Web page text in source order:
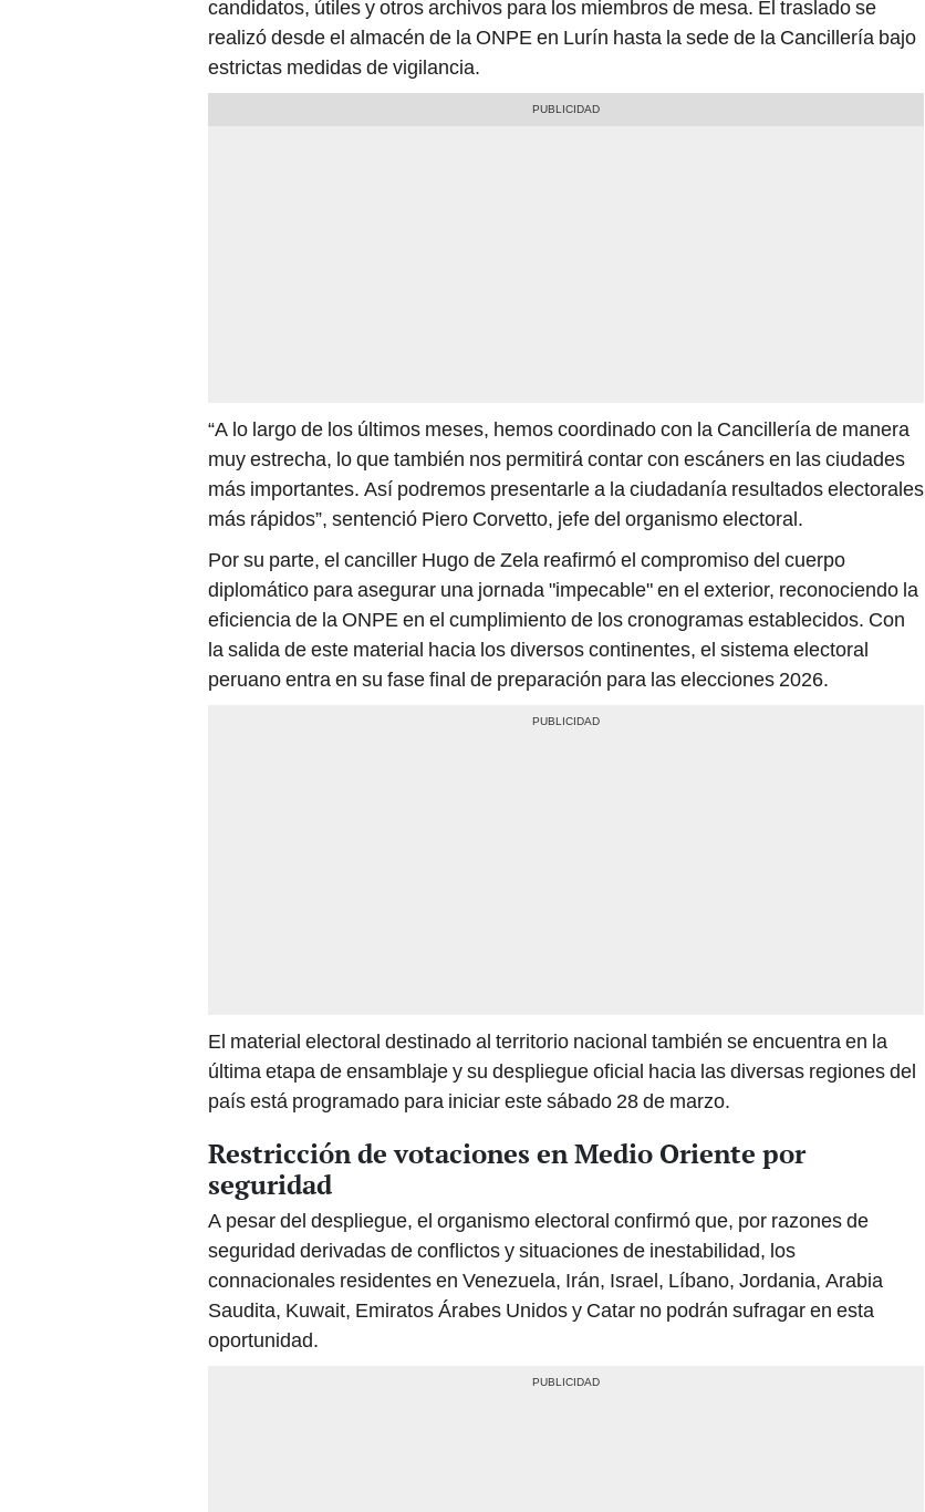
candidatos, útiles y otros archivos para los miembros de mesa. El traslado se
realizó desde el almacén de la ONPE en Lurín hasta la sede de la Cancillería bajo
estrictas medidas de vigilancia.
“A lo largo de los últimos meses, hemos coordinado con la Cancillería de manera
muy estrecha, lo que también nos permitirá contar con escáners en las ciudades
más importantes. Así podremos presentarle a la ciudadanía resultados electorales
más rápidos”, sentenció Piero Corvetto, jefe del organismo electoral.
Por su parte, el canciller Hugo de Zela reafirmó el compromiso del cuerpo
diplomático para asegurar una jornada "impecable" en el exterior, reconociendo la
eficiencia de la ONPE en el cumplimiento de los cronogramas establecidos. Con
la salida de este material hacia los diversos continentes, el sistema electoral
peruano entra en su fase final de preparación para las elecciones 2026.
El material electoral destinado al territorio nacional también se encuentra en la
última etapa de ensamblaje y su despliegue oficial hacia las diversas regiones del
país está programado para iniciar este sábado 28 de marzo.
Restricción de votaciones en Medio Oriente por
seguridad
A pesar del despliegue, el organismo electoral confirmó que, por razones de
seguridad derivadas de conflictos y situaciones de inestabilidad, los
connacionales residentes en Venezuela, Irán, Israel, Líbano, Jordania, Arabia
Saudita, Kuwait, Emiratos Árabes Unidos y Catar no podrán sufragar en esta
oportunidad.